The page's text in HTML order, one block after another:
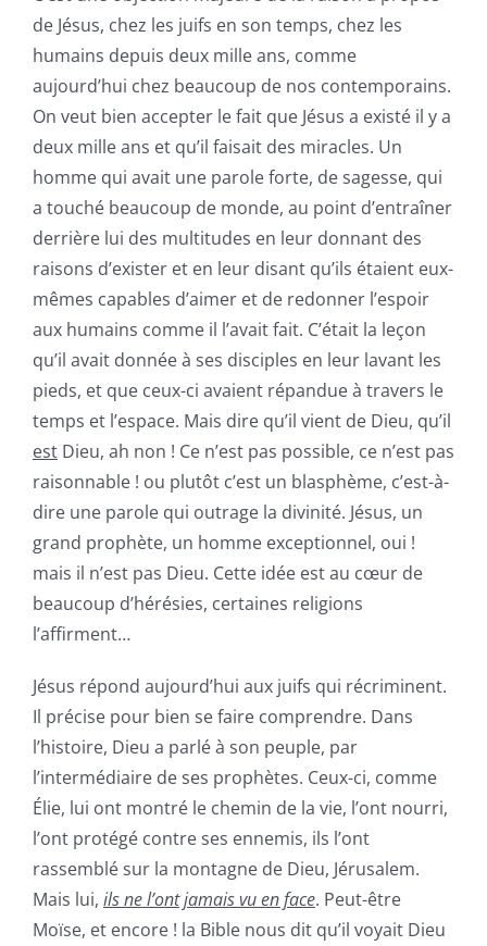
de Jésus, chez les juifs en son temps, chez les
humains depuis deux mille ans, comme
aujourd’hui chez beaucoup de nos contemporains.
On veut bien accepter le fait que Jésus a existé il y a
deux mille ans et qu’il faisait des miracles. Un
homme qui avait une parole forte, de sagesse, qui
a touché beaucoup de monde, au point d’entraîner
derrière lui des multitudes en leur donnant des
raisons d’exister et en leur disant qu’ils étaient eux-
mêmes capables d’aimer et de redonner l’espoir
aux humains comme il l’avait fait. C’était la leçon
qu’il avait donnée à ses disciples en leur lavant les
pieds, et que ceux-ci avaient répandue à travers le
temps et l’espace. Mais dire qu’il vient de Dieu, qu’il
estDieu, ah non ! Ce n’est pas possible, ce n’est pas
raisonnable ! ou plutôt c’est un blasphème, c’est-à-
dire une parole qui outrage la divinité. Jésus, un
grand prophète, un homme exceptionnel, oui !
mais il n’est pas Dieu. Cette idée est au cœur de
beaucoup d’hérésies, certaines religions
l’affirment…
Jésus répond aujourd’hui aux juifs qui récriminent.
Il précise pour bien se faire comprendre. Dans
l’histoire, Dieu a parlé à son peuple, par
l’intermédiaire de ses prophètes. Ceux-ci, comme
Élie, lui ont montré le chemin de la vie, l’ont nourri,
l’ont protégé contre ses ennemis, ils l’ont
rassemblé sur la montagne de Dieu, Jérusalem.
Mais lui, ils ne l’ont jamais vu en face. Peut-être
Moïse, et encore ! la Bible nous dit qu’il voyait Dieu